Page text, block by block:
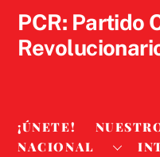
PCR: Partido
¡ÚNETE!
NACIONAL